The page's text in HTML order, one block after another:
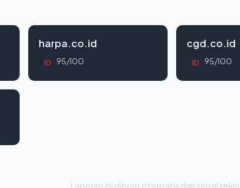
harpa.co.id
ID 95/100
cgd.co.id
ID 95/100
Laporan ini dibuat otomatis dari sinyal